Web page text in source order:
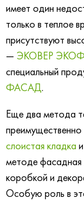
имеет один
только в теплое
присутствуют
— ЭКОВЕР
специальный
ФАСАД.
Еще два метода
слоистая кладка и
методе фасадная
коробкой и
Особую роль в